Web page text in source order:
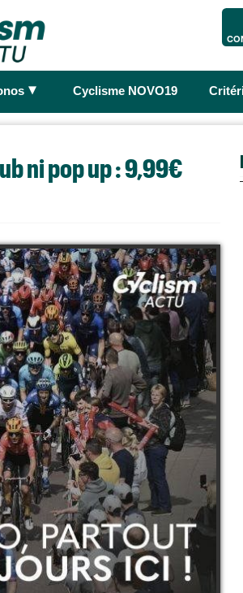
► Cyclisme NOVO19
ni pop up : 9,99€